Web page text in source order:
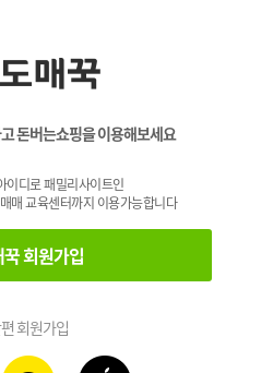
돈버는쇼핑을 이용해보세요
이디로 패밀리사이트인
매 교육센터까지 이용가능합니다
회원가입
회원가입